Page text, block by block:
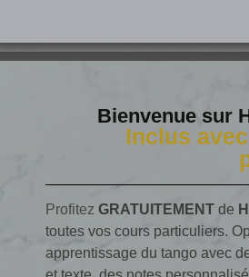
Bienvenue sur
Inclus
Profitez GRATUITEMENT de
toutes vos cours particuliers.
apprentissage du tango avec